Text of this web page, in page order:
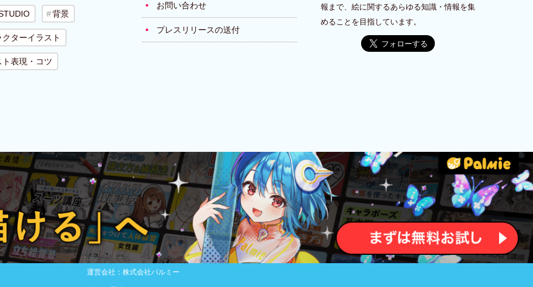
背景
ターイラスト
ト表現・コツ
お問い合わせ
プレスリリースの送付
報まで、絵に関するあらゆる知識・情報を集
めることを目指しています。
運営会社：株式会社パルミー